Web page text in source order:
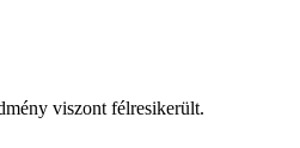
viszont félresikerült.